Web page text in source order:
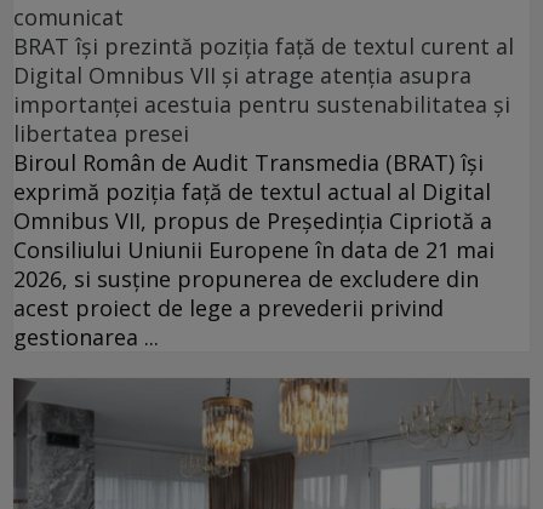
comunicat
BRAT își prezintă poziția față de textul curent al
Digital Omnibus VII și atrage atenția asupra
importanței acestuia pentru sustenabilitatea și
libertatea presei
Biroul Român de Audit Transmedia (BRAT) își
exprimă poziția față de textul actual al Digital
Omnibus VII, propus de Președinția Cipriotă a
Consiliului Uniunii Europene în data de 21 mai
2026, si susține propunerea de excludere din
acest proiect de lege a prevederii privind
gestionarea ...